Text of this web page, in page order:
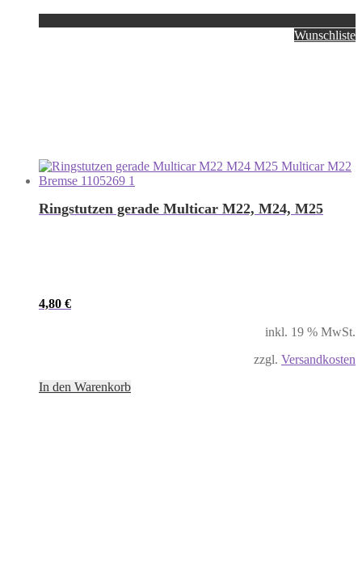
Wunschliste
Ringstutzen gerade Multicar M22, M24, M25
4,80 €
inkl. 19 % MwSt.
zzgl. Versandkosten
In den Warenkorb